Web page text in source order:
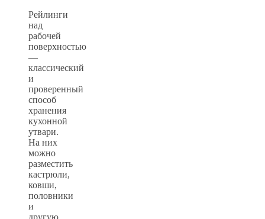
Рейлинги
над
рабочей
поверхностью
—
классический
и
проверенный
способ
хранения
кухонной
утвари.
На них
можно
разместить
кастрюли,
ковши,
половники
и
другую